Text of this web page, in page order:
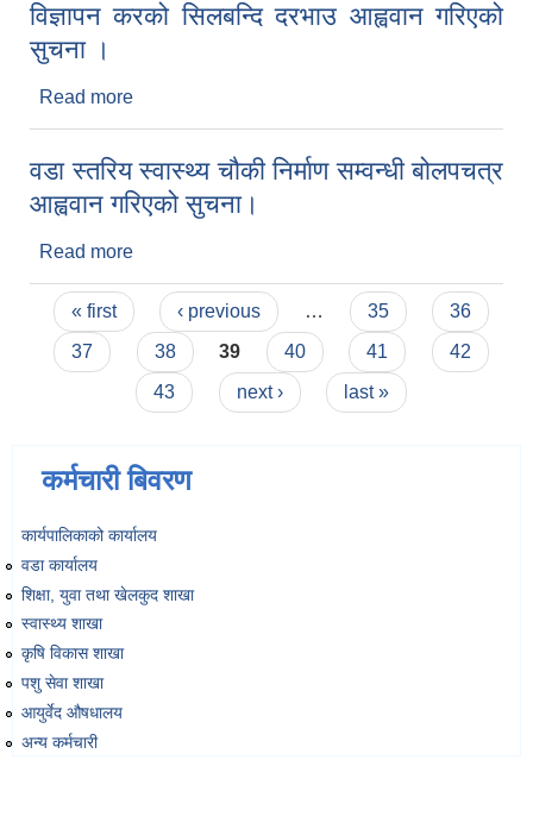
विज्ञापन करको सिलबन्दि दरभाउ आह्ववान गरिएको
सुचना ।
Read more
वडा स्तरिय स्वास्थ्य चौकी निर्माण सम्वन्धी बोलपचत्र
आह्ववान गरिएको सुचना।
Read more
Pages
« first ‹ previous … 35
36
37
38 39 40 41
42
43
next › last »
कर्मचारी बिवरण
कार्यपालिकाको कार्यालय
वडा कार्यालय
शिक्षा, युवा तथा खेलकुद शाखा
स्वास्थ्य शाखा
कृषि विकास शाखा
पशु सेवा शाखा
आयुर्वेद औषधालय
अन्य कर्मचारी